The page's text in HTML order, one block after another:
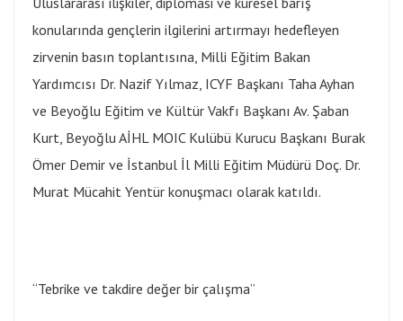
konularında gençlerin ilgilerini artırmayı hedefleyen
zirvenin basın toplantısına, Milli Eğitim Bakan
Yardımcısı Dr. Nazif Yılmaz, ICYF Başkanı Taha Ayhan
ve Beyoğlu Eğitim ve Kültür Vakfı Başkanı Av. Şaban
Kurt, Beyoğlu AİHL MOIC Kulübü Kurucu Başkanı Burak
Ömer Demir ve İstanbul İl Milli Eğitim Müdürü Doç. Dr.
Murat Mücahit Yentür konuşmacı olarak katıldı.
“Tebrike ve takdire değer bir çalışma”